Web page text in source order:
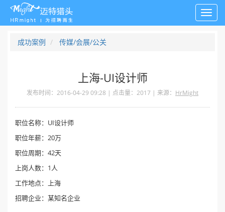
成功案例
传媒/会展/公关
上海-UI设计师
发布时间：2016-04-29 09:28 | 点击量：2017 | 来源： HrMight
职位名称： UI设计师
职位年薪： 20万
职位周期： 42天
上岗人数：1人
工作地点：上海
招聘企业：某知名企业